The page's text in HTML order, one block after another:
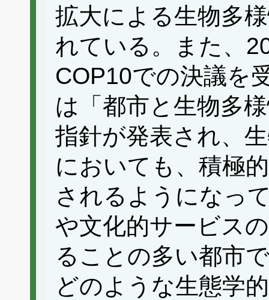
拡大による生物多
れている。また、
COP10での決議を
は「都市と生物多
指針が発表され、
においても、積極
されるようになっ
や文化的サービス
ることの多い都市
どのような生態学